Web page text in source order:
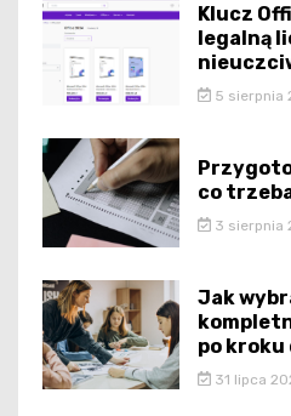
Klucz
legalną
5 sierpnia
co
3 sierpnia
Jak
po kroku
31 lipca